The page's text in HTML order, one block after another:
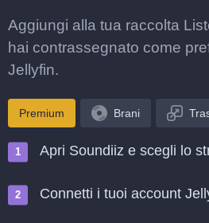
Aggiungi alla tua raccolta
hai contrassegnato come
Jellyfin.
Premium Brani
Apri Soundiiz e scegli lo
Connetti i tuoi account